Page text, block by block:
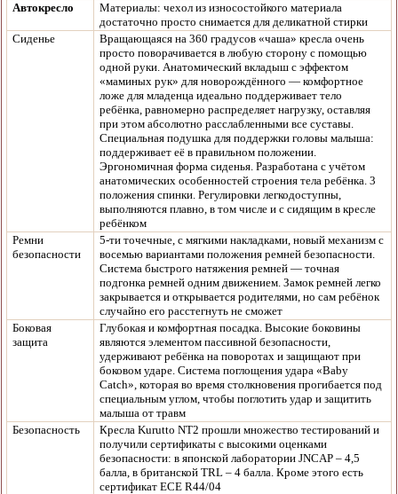
Автокресло
Материалы: чехол из износостойкого материала
достаточно просто снимается для деликатной стирки
Сиденье
Вращающаяся на 360 градусов «чаша» кресла очень
просто поворачивается в любую сторону с помощью
одной руки. Анатомический вкладыш с эффектом
«маминых рук» для новорождённого — комфортное
ложе для младенца идеально поддерживает тело
ребёнка, равномерно распределяет нагрузку, оставляя
при этом абсолютно расслабленными все суставы.
Специальная подушка для поддержки головы малыша:
поддерживает её в правильном положении.
Эргономичная форма сиденья. Разработана с учётом
анатомических особенностей строения тела ребёнка. 3
положения спинки. Регулировки легкодоступны,
выполняются плавно, в том числе и с сидящим в кресле
ребёнком
Ремни
безопасности
5-ти точечные, с мягкими накладками, новый механизм с
восемью вариантами положения ремней безопасности.
Система быстрого натяжения ремней — точная
подгонка ремней одним движением. Замок ремней легко
закрывается и открывается родителями, но сам ребёнок
случайно его расстегнуть не сможет
Боковая
защита
Глубокая и комфортная посадка. Высокие боковины
являются элементом пассивной безопасности,
удерживают ребёнка на поворотах и защищают при
боковом ударе. Система поглощения удара «Baby
Catch», которая во время столкновения прогибается под
специальным углом, чтобы поглотить удар и защитить
малыша от травм
Безопасность
Кресла Kurutto NT2 прошли множество тестирований и
получили сертификаты с высокими оценками
безопасности: в японской лаборатории JNCAP – 4,5
балла, в британской TRL – 4 балла. Кроме этого есть
сертификат ECE R44/04